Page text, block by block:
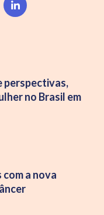
perspectivas,
no Brasil em
a nova